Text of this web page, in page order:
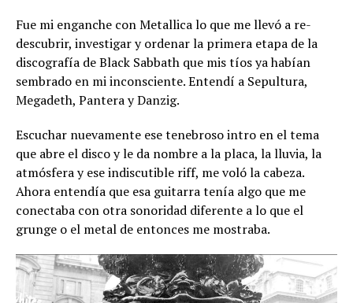
Fue mi enganche con Metallica lo que me llevó a re-
descubrir, investigar y ordenar la primera etapa de la
discografía de Black Sabbath que mis tíos ya habían
sembrado en mi inconsciente. Entendí a Sepultura,
Megadeth, Pantera y Danzig.
Escuchar nuevamente ese tenebroso intro en el tema
que abre el disco y le da nombre a la placa, la lluvia, la
atmósfera y ese indiscutible riff, me voló la cabeza.
Ahora entendía que esa guitarra tenía algo que me
conectaba con otra sonoridad diferente a lo que el
grunge o el metal de entonces me mostraba.